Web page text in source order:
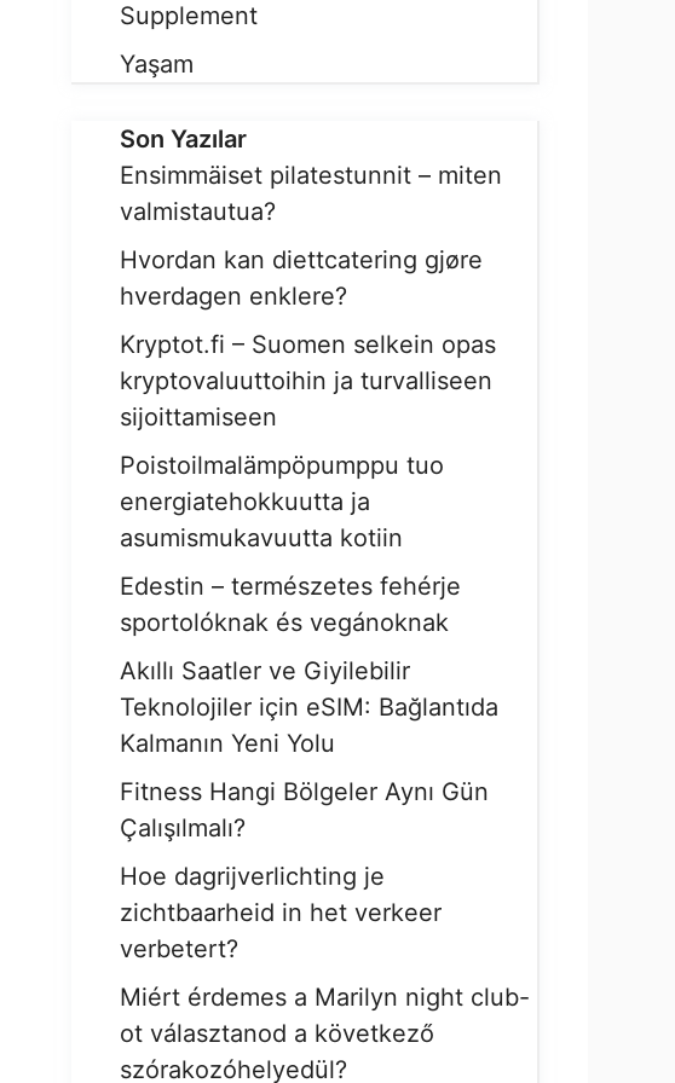
Supplement
Yaşam
Son Yazılar
Ensimmäiset pilatestunnit – miten
valmistautua?
Hvordan kan diettcatering gjøre
hverdagen enklere?
Kryptot.fi – Suomen selkein opas
kryptovaluuttoihin ja turvalliseen
sijoittamiseen
Poistoilmalämpöpumppu tuo
energiatehokkuutta ja
asumismukavuutta kotiin
Edestin – természetes fehérje
sportolóknak és vegánoknak
Akıllı Saatler ve Giyilebilir
Teknolojiler için eSIM: Bağlantıda
Kalmanın Yeni Yolu
Fitness Hangi Bölgeler Aynı Gün
Çalışılmalı?
Hoe dagrijverlichting je
zichtbaarheid in het verkeer
verbetert?
Miért érdemes a Marilyn night club-
ot választanod a következő
szórakozóhelyedül?